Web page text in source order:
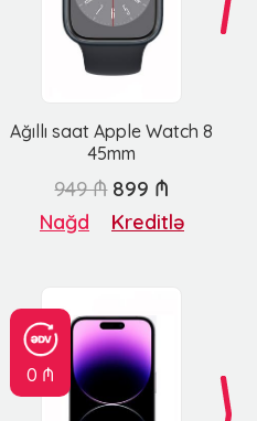
Ağıllı saat Apple Watch 8
45mm
949 ₼ 899 ₼
Nağd Kreditlə
0 ₼